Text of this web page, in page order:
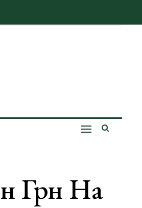
Грн На